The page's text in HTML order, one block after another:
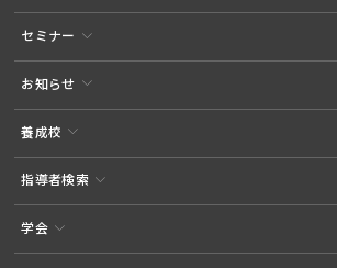
セミナー
お知らせ
養成校
指導者検索
学会